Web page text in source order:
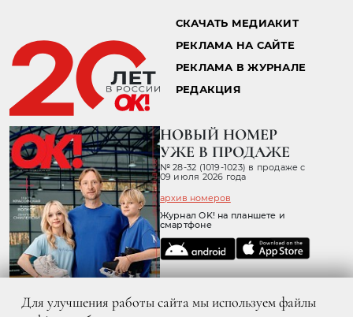
СКАЧАТЬ МЕДИАКИТ
РЕКЛАМА НА САЙТЕ
РЕКЛАМА В ЖУРНАЛЕ
РЕДАКЦИЯ
НОВЫЙ НОМЕР
УЖЕ В ПРОДАЖЕ
№ 28-32 (1019-1023) в продаже с
09 июля 2026 года
архив номеров
Журнал OK! на планшете и
смартфоне
Для улучшения работы сайта мы используем файлы